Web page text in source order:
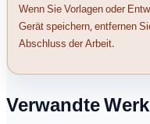
Wenn Sie Vorlagen oder
Gerät speichern, entfernen
Abschluss der Arbeit.
Verwandte